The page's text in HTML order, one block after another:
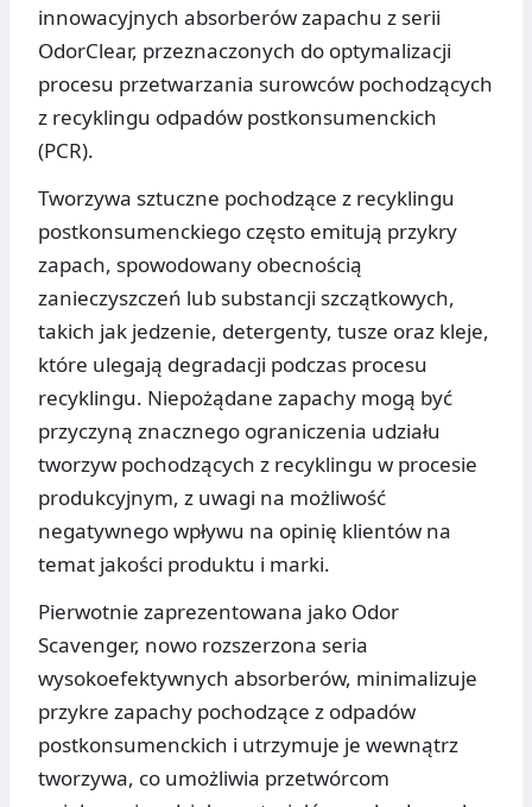
innowacyjnych absorberów zapachu z serii
OdorClear, przeznaczonych do optymalizacji
procesu przetwarzania surowców pochodzących
z recyklingu odpadów postkonsumenckich
(PCR).
Tworzywa sztuczne pochodzące z recyklingu
postkonsumenckiego często emitują przykry
zapach, spowodowany obecnością
zanieczyszczeń lub substancji szczątkowych,
takich jak jedzenie, detergenty, tusze oraz kleje,
które ulegają degradacji podczas procesu
recyklingu. Niepożądane zapachy mogą być
przyczyną znacznego ograniczenia udziału
tworzyw pochodzących z recyklingu w procesie
produkcyjnym, z uwagi na możliwość
negatywnego wpływu na opinię klientów na
temat jakości produktu i marki.
Pierwotnie zaprezentowana jako Odor
Scavenger, nowo rozszerzona seria
wysokoefektywnych absorberów, minimalizuje
przykre zapachy pochodzące z odpadów
postkonsumenckich i utrzymuje je wewnątrz
tworzywa, co umożliwia przetwórcom